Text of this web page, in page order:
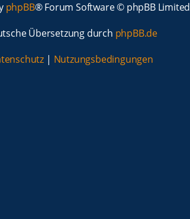
phpBB® Forum Software © phpBB Limited
Übersetzung durch phpBB.de
| Nutzungsbedingungen